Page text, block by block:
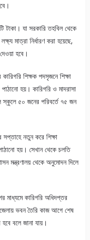
টাকা। যা সরকারি তহবিল থেকে
মাত্রা নির্ধারণ করা হয়েছে,
হবে।
শিক্ষক পদসৃজনে শিক্ষা
হয়। কারিগরি ও মাদরাসা
স্কুলে ৫০ জনের পরিবর্তে ৭৫ জন
নতুন করে শিক্ষা
হয়। সেখান থেকে চলতি
মন্ত্রণালয় থেকে অনুমোদন দিলে
মাধ্যমে কারিগরি অধিদপ্তর
ভবন তৈরি কাজ আগে শেষ
বলে জানা যায়।